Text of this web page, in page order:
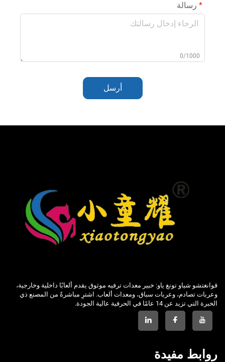
رسالة
0/1000
أرسل
قوانغتشو شياو تونغ ياو: خبير معدات ترفيه موثوق يقدم ألعابًا داخلية وخارجية،
وعربات تصادم، وعربات سباق، ومعدات ألعاب. اشترِ مباشرةً من المصنع ذي
الخبرة التي تزيد عن 14 عامًا في الحرفية عالية الجودة.
روابط مفيدة